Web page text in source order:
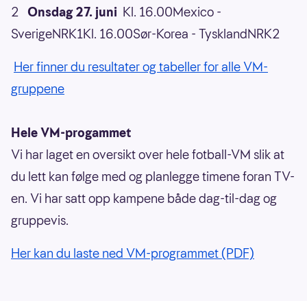
2 Onsdag 27. juni Kl. 16.00Mexico -
SverigeNRK1Kl. 16.00Sør-Korea - TysklandNRK2
Her finner du resultater og tabeller for alle VM-
gruppene
Hele VM-progammet
Vi har laget en oversikt over hele fotball-VM slik at
du lett kan følge med og planlegge timene foran TV-
en. Vi har satt opp kampene både dag-til-dag og
gruppevis.
Her kan du laste ned VM-programmet (PDF)